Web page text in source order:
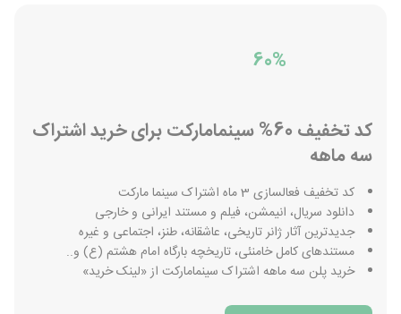
60%
کد تخفیف 60% سینمامارکت برای خرید اشتراک
سه ماهه
کد تخفیف فعالسازی 3 ماه اشتراک سینما مارکت
دانلود سریال، انیمشن، فیلم و مستند ایرانی و خارجی
جدیدترین آثار ژانر تاریخی، عاشقانه، طنز، اجتماعی و غیره
مستندهای کامل خامنئی، تاریخچه بارگاه امام هشتم (ع) و..
خرید پلن سه ماهه اشتراک سینمامارکت از «لینک خرید»